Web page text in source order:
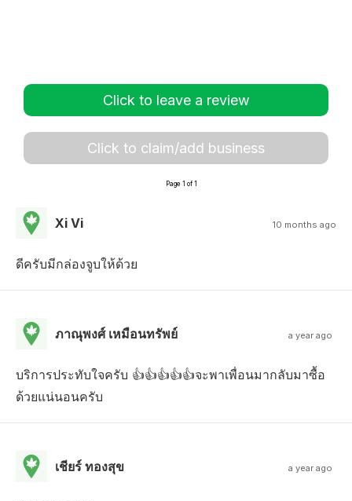
Click to leave a review
Click to claim/add business
Page 1 of 1
Xi Vi 10 months ago
ดีครับมีกล่องจูบให้ด้วย
ภาณุพงศ์ เหมือนทรัพย์ a year ago
บริการประทับใจครับ 👍👍👍👍👍จะพาเพื่อนมากลับมาซื้อ
ด้วยแน่นอนครับ
เชียร์ ทองสุข a year ago